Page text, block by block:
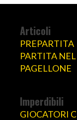
Articoli
PREPARTITA
PARTITA
PAGELLONE
Imperdibili
GIOCATORI